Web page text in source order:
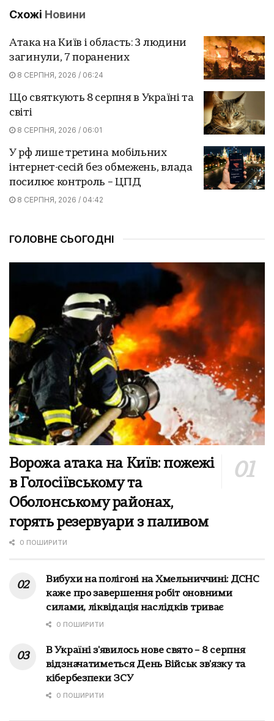
Схожі Новини
Атака на Київ і область: 3 людини
загинули, 7 поранених
8 СЕРПНЯ, 2026 / 06:24
Що святкують 8 серпня в Україні та
світі
8 СЕРПНЯ, 2026 / 06:01
У рф лише третина мобільних
інтернет-сесій без обмежень, влада
посилює контроль – ЦПД
8 СЕРПНЯ, 2026 / 04:42
ГОЛОВНЕ СЬОГОДНІ
Ворожа атака на Київ: пожежі
в Голосіївському та
Оболонському районах,
горять резервуари з паливом
0 ПОШИРИТИ
Вибухи на полігоні на Хмельниччині: ДСНС
каже про завершення робіт оновними
силами, ліквідація наслідків триває
0 ПОШИРИТИ
В Україні з'явилось нове свято – 8 серпня
відзначатиметься День Військ зв'язку та
кібербезпеки ЗСУ
0 ПОШИРИТИ